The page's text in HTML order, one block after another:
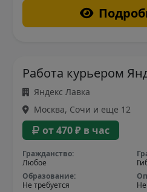
Работа курьером
Яндекс Лавка
Москва, Сочи и еще 12
от 470 ₽ в час
Гражданство:
Любое
Образование:
Не требуется